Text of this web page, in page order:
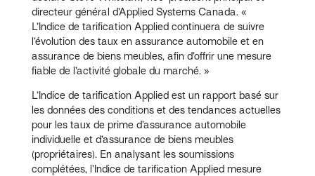
directeur général d’Applied Systems Canada. «
L’Indice de tarification Applied continuera de suivre
l’évolution des taux en assurance automobile et en
assurance de biens meubles, afin d’offrir une mesure
fiable de l’activité globale du marché. »
L’Indice de tarification Applied est un rapport basé sur
les données des conditions et des tendances actuelles
pour les taux de prime d’assurance automobile
individuelle et d’assurance de biens meubles
(propriétaires). En analysant les soumissions
complétées, l’Indice de tarification Applied mesure